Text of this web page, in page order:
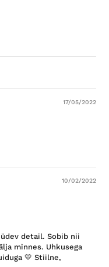
17/05/2022
10/02/2022
detail. Sobib nii
minnes. Uhkusega
💛 Stiilne,